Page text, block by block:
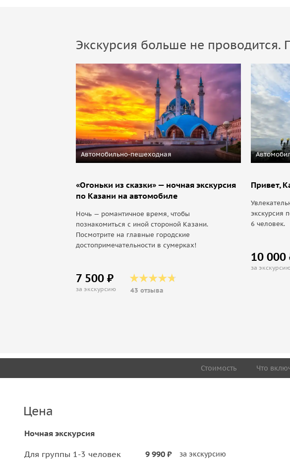
Экскурсия больше не проводится.
Автомобильно-пешеходная
«Огоньки из сказки» — ночная экскурсия
по Казани на автомобиле
Ночь — романтичное время, чтобы
познакомиться с иной стороной Казани.
Посмотрите на главные городские
достопримечательности в сумерках!
7 500 ₽
за экскурсию 43 отзыва
Привет,
экскурсия
6 человек.
10 000
за
Стоимость Что
Цена
Ночная экскурсия
Для группы 1-3 человек 9 990 ₽ за экскурсию